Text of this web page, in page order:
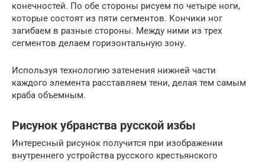
конечностей. По обе стороны рисуем по четыре ноги,
которые состоят из пяти сегментов. Кончики ног
загибаем в разные стороны. Между ними из трех
сегментов делаем горизонтальную зону.
Используя технологию затенения нижней части
каждого элемента расставляем тени, делая тем самым
краба объемным.
Рисунок убранства русской избы
Интересный рисунок получится при изображении
внутреннего устройства русского крестьянского